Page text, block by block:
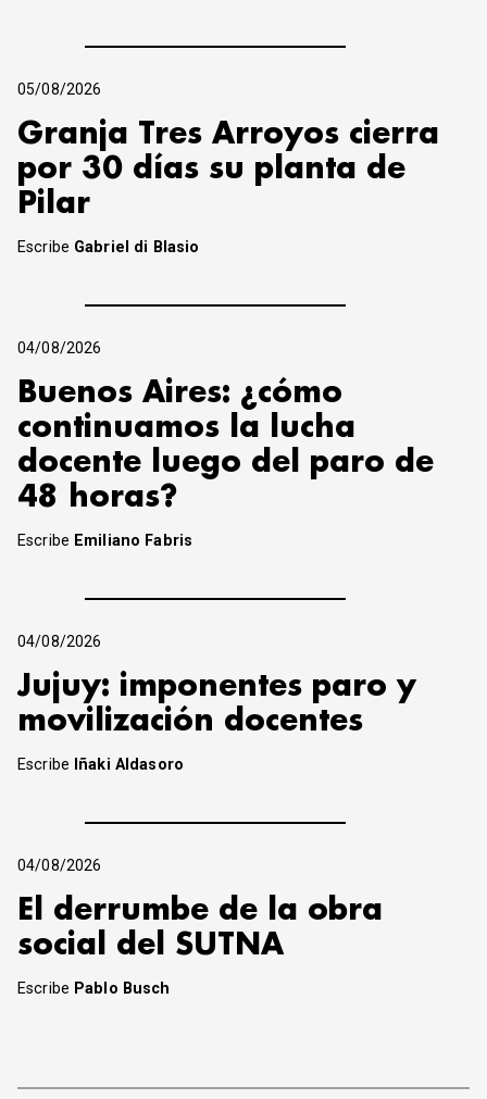
05/08/2026
Granja Tres Arroyos cierra
por 30 días su planta de
Pilar
Escribe Gabriel di Blasio
04/08/2026
Buenos Aires: ¿cómo
continuamos la lucha
docente luego del paro de
48 horas?
Escribe Emiliano Fabris
04/08/2026
Jujuy: imponentes paro y
movilización docentes
Escribe Iñaki Aldasoro
04/08/2026
El derrumbe de la obra
social del SUTNA
Escribe Pablo Busch